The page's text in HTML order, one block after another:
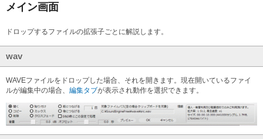
メイン画面
ドロップするファイルの拡張子ごとに解説します。
wav
WAVEファイルをドロップした場合、それを開きます。現在開いているファイ
ルが編集中の場合、 編集タブが表示され動作を選択できます。